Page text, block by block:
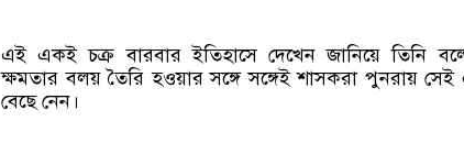
এই একই চক্র বারবার ইতিহাসে দেখেন জানিয়ে তিনি
ক্ষমতার বলয় তৈরি হওয়ার সঙ্গে সঙ্গেই শাসকরা পুনরায়
বেছে নেন।